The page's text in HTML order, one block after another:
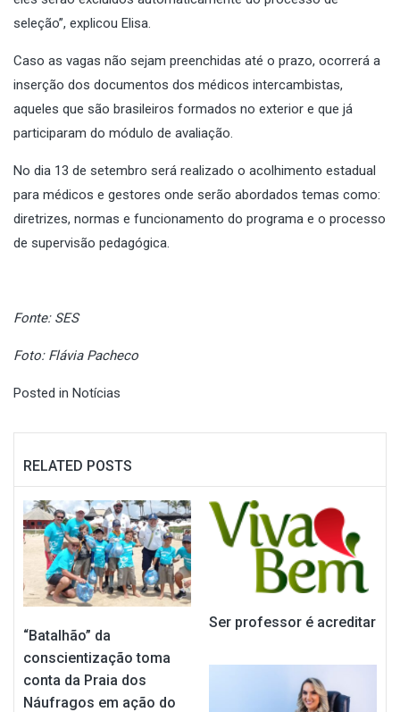
seleção”, explicou Elisa.
Caso as vagas não sejam preenchidas até o prazo, ocorrerá a
inserção dos documentos dos médicos intercambistas,
aqueles que são brasileiros formados no exterior e que já
participaram do módulo de avaliação.
No dia 13 de setembro será realizado o acolhimento estadual
para médicos e gestores onde serão abordados temas como:
diretrizes, normas e funcionamento do programa e o processo
de supervisão pedagógica.
Fonte: SES
Foto: Flávia Pacheco
Posted in Notícias
RELATED POSTS
“Batalhão” da
conscientização toma
conta da Praia dos
Náufragos em ação do
Ser professor é acreditar